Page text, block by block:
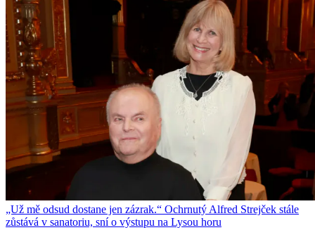
„Už mě odsud dostane jen zázrak.“ Ochrnutý Alfred Strejček stále
zůstává v sanatoriu, sní o výstupu na Lysou horu